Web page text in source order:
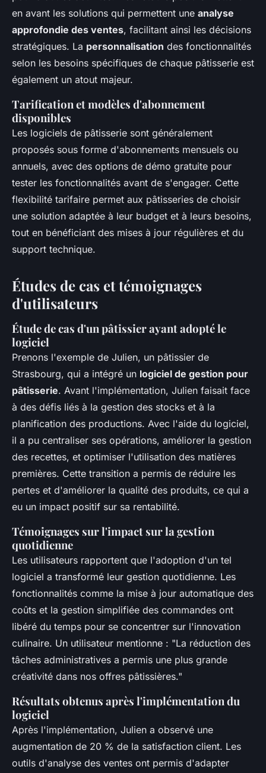
en avant les solutions qui permettent une analyse
approfondie des ventes, facilitant ainsi les décisions
stratégiques. La personnalisation des fonctionnalités
selon les besoins spécifiques de chaque pâtisserie est
également un atout majeur.
Tarification et modèles d'abonnement
disponibles
Les logiciels de pâtisserie sont généralement
proposés sous forme d'abonnements mensuels ou
annuels, avec des options de démo gratuite pour
tester les fonctionnalités avant de s'engager. Cette
flexibilité tarifaire permet aux pâtisseries de choisir
une solution adaptée à leur budget et à leurs besoins,
tout en bénéficiant des mises à jour régulières et du
support technique.
Études de cas et témoignages
d'utilisateurs
Étude de cas d'un pâtissier ayant adopté le
logiciel
Prenons l'exemple de Julien, un pâtissier de
Strasbourg, qui a intégré un logiciel de gestion pour
pâtisserie. Avant l'implémentation, Julien faisait face
à des défis liés à la gestion des stocks et à la
planification des productions. Avec l'aide du logiciel,
il a pu centraliser ses opérations, améliorer la gestion
des recettes, et optimiser l'utilisation des matières
premières. Cette transition a permis de réduire les
pertes et d'améliorer la qualité des produits, ce qui a
eu un impact positif sur sa rentabilité.
Témoignages sur l'impact sur la gestion
quotidienne
Les utilisateurs rapportent que l'adoption d'un tel
logiciel a transformé leur gestion quotidienne. Les
fonctionnalités comme la mise à jour automatique des
coûts et la gestion simplifiée des commandes ont
libéré du temps pour se concentrer sur l'innovation
culinaire. Un utilisateur mentionne : "La réduction des
tâches administratives a permis une plus grande
créativité dans nos offres pâtissières."
Résultats obtenus après l'implémentation du
logiciel
Après l'implémentation, Julien a observé une
augmentation de 20 % de la satisfaction client. Les
outils d'analyse des ventes ont permis d'adapter